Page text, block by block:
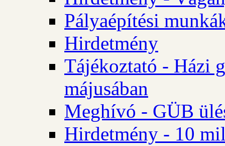
Pályaépítési
Hirdetmény
Tájékoztató - Házi
májusában
Meghívó - GÜB
Hirdetmény - 10